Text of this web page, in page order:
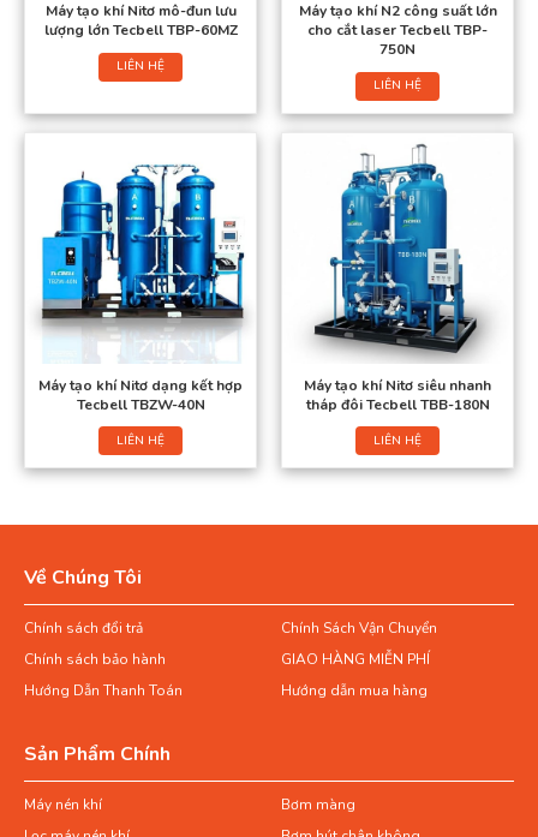
Máy tạo khí Nitơ mô-đun lưu
lượng lớn Tecbell TBP-60MZ
LIÊN HỆ
Máy tạo khí N2 công suất lớn
cho cắt laser Tecbell TBP-
750N
LIÊN HỆ
Máy tạo khí Nitơ dạng kết hợp
Tecbell TBZW-40N
LIÊN HỆ
Máy tạo khí Nitơ siêu nhanh
tháp đôi Tecbell TBB-180N
LIÊN HỆ
Về Chúng Tôi
Chính sách đổi trả
Chính Sách Vận Chuyển
Chính sách bảo hành
GIAO HÀNG MIỄN PHÍ
Hướng Dẫn Thanh Toán
Hướng dẫn mua hàng
Sản Phẩm Chính
Máy nén khí
Bơm màng